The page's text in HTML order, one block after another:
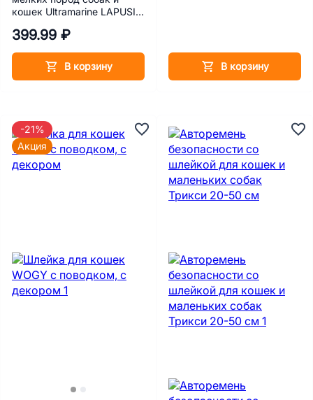
кошек Ultramarine LAPUSIK,
399.99 ₽
В корзину В корзину
-21%
Акция